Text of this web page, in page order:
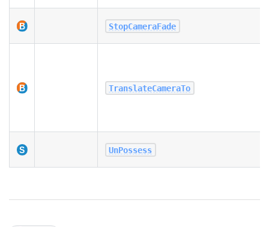
StopCameraFade
TranslateCameraTo
UnPossess